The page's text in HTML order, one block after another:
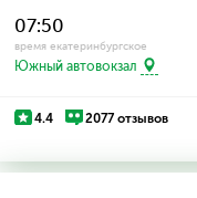
07:50
время екатеринбургское
Южный автовокзал
4.4 2077 отзывов